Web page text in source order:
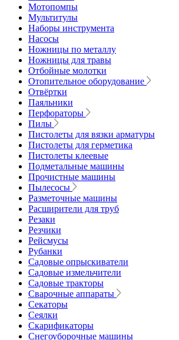
Мотопомпы
Мультитулы
Наборы инструмента
Насосы
Ножницы по металлу
Ножницы для травы
Отбойные молотки
Отопительное оборудование
Отвёртки
Паяльники
Перфораторы
Пилы
Пистолеты для вязки арматуры
Пистолеты для герметика
Пистолеты клеевые
Подметальные машины
Прочистные машины
Пылесосы
Разметочные машины
Расширители для труб
Резаки
Резчики
Рейсмусы
Рубанки
Садовые опрыскиватели
Садовые измельчители
Садовые тракторы
Сварочные аппараты
Секаторы
Сеялки
Скарификаторы
Снегоуборочные машины